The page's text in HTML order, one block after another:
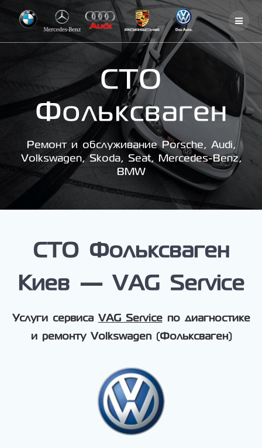
Skip
to
content
СТО
Фольксваген
Ремонт и обслуживание Porsche, Audi,
Volkswagen, Skoda, Seat, Mercedes-Benz,
BMW
СТО Фольксваген
Киев — VAG Service
Услуги сервиса VAG Serviceпо диагностике
и ремонту Volkswagen (Фольксваген)